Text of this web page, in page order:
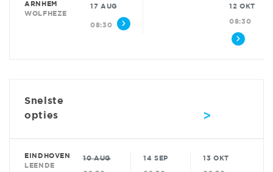
ARNHEM
WOLFHEZE
17 AUG
08:30
12 OKT
08:30
Snelste
opties
>
EINDHOVEN
LEENDE
10 AUG 14 SEP 13 OKT